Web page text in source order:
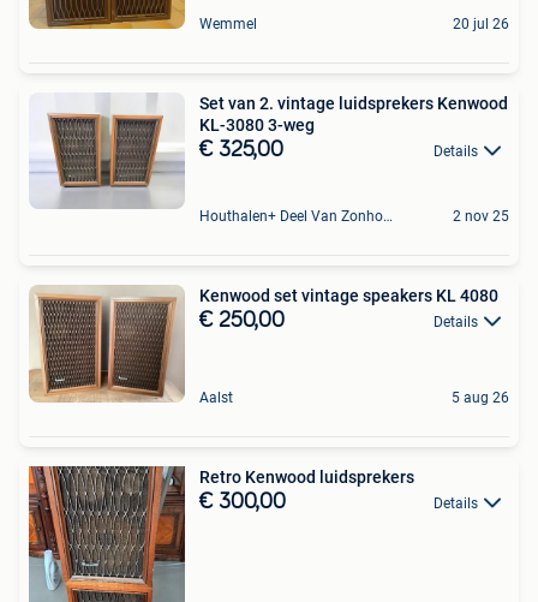
Wemmel 20 jul 26
Set van 2. vintage luidsprekers Kenwood
KL-3080 3-weg
€ 325,00 Details
Houthalen+ Deel Van Zonhoven En Zolder 2 nov 25
Kenwood set vintage speakers KL 4080
€ 250,00 Details
Aalst 5 aug 26
Retro Kenwood luidsprekers
€ 300,00 Details